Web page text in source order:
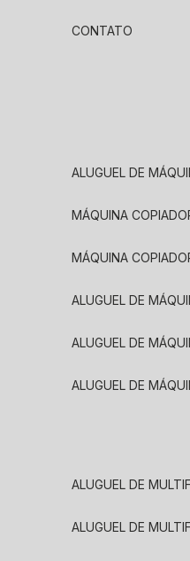
CONTATO
ALUGUEL DE
MÁQUINA
MÁQUINA
ALUGUEL DE
ALUGUEL DE
ALUGUEL DE
ALUGUEL DE
ALUGUEL DE